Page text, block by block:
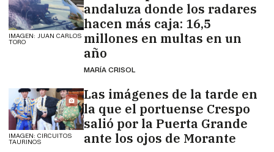
IMAGEN: JUAN CARLOS
TORO
andaluza donde los radares
hacen más caja: 16,5
millones en multas en un
año
MARÍA CRISOL
IMAGEN: CIRCUITOS
TAURINOS
Las imágenes de la tarde en
la que el portuense Crespo
salió por la Puerta Grande
ante los ojos de Morante